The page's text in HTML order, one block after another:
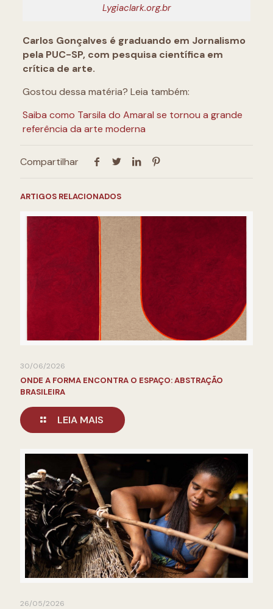
Lygiaclark.org.br
Carlos Gonçalves é graduando em Jornalismo
pela PUC-SP, com pesquisa científica em
crítica de arte.
Gostou dessa matéria? Leia também:
Saiba como Tarsila do Amaral se tornou a grande
referência da arte moderna
Compartilhar
ARTIGOS RELACIONADOS
30/06/2026
ONDE A FORMA ENCONTRA O ESPAÇO: ABSTRAÇÃO
BRASILEIRA
LEIA MAIS
26/05/2026